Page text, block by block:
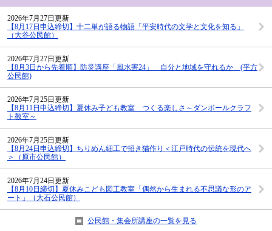
2026年7月27日更新
【8月17日申込締切】十二単が語る物語「平安時代の文学と文化を知る」
（大谷公民館）
2026年7月27日更新
【8月3日から先着順】防災講座「風水害24」 自分と地域を守れるか (平方
公民館)
2026年7月25日更新
【8月11日申込締切】夏休み子ども教室 つくる楽しさ～ダンボールクラフ
ト教室～
2026年7月25日更新
【8月24日申込締切】ちりめん細工で招き猫作り＜江戸時代の伝統を現代へ
＞（原市公民館）
2026年7月24日更新
【8月10日締切】夏休みこども図工教室「偶然から生まれる不思議な形のア
ート」（大石公民館）
公民館・集会所講座の一覧を見る